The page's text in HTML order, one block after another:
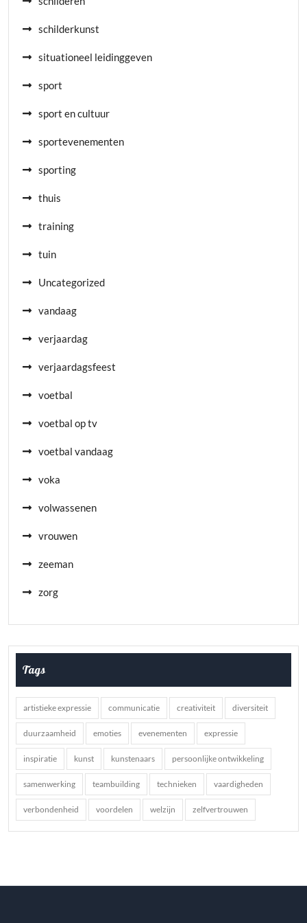
schilderkunst
situationeel leidinggeven
sport
sport en cultuur
sportevenementen
sporting
thuis
training
tuin
Uncategorized
vandaag
verjaardag
verjaardagsfeest
voetbal
voetbal op tv
voetbal vandaag
voka
volwassenen
vrouwen
zeeman
zorg
Tags
artistieke expressie communicatie creativiteit diversiteit
duurzaamheid emoties evenementen expressie
inspiratie kunst kunstenaars persoonlijke ontwikkeling
samenwerking teambuilding technieken vaardigheden
verbondenheid voordelen welzijn zelfvertrouwen